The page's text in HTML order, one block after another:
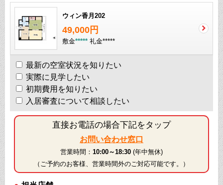
ウィン香月202
49,000円
敷金***** 礼金*****
最新の空室状況を知りたい
実際に見学したい
初期費用を知りたい
入居審査について相談したい
直接お電話の場合下記をタップ
お問い合わせ窓口
営業時間： 10:00～18:30 (年中無休)
（ご予約のお客様、営業時間外のご対応可能です。）